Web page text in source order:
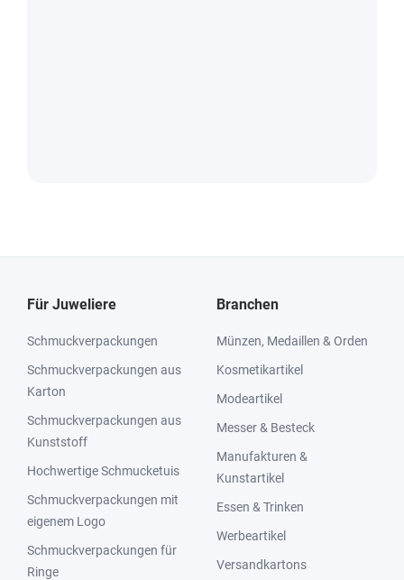
Für Juweliere
Schmuckverpackungen
Schmuckverpackungen aus
Karton
Schmuckverpackungen aus
Kunststoff
Hochwertige Schmucketuis
Schmuckverpackungen mit
eigenem Logo
Schmuckverpackungen für
Ringe
Branchen
Münzen, Medaillen & Orden
Kosmetikartikel
Modeartikel
Messer & Besteck
Manufakturen &
Kunstartikel
Essen & Trinken
Werbeartikel
Versandkartons